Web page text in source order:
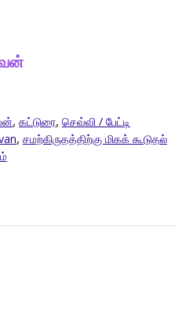
, கட்டுரை, செவ்வி / பேட்டி
, சமற்கிருதத்திற்கு மிகக் கூடுதல்